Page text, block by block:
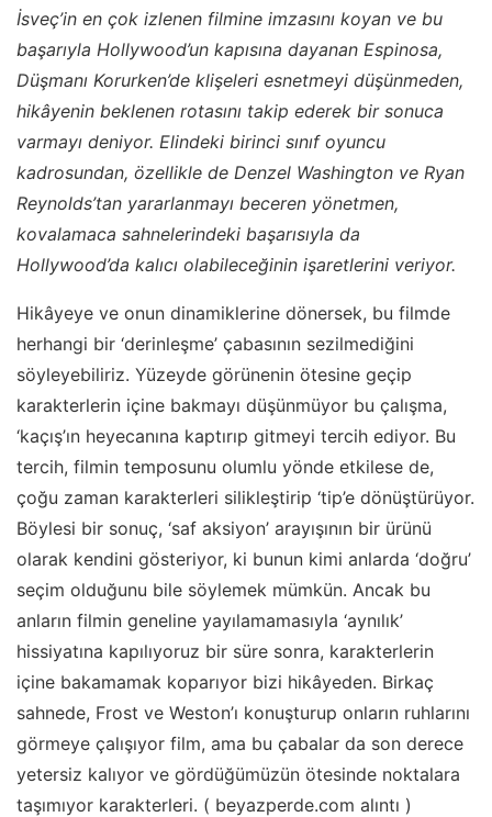
İsveç’in en çok izlenen filmine imzasını koyan ve bu
başarıyla Hollywood’un kapısına dayanan Espinosa,
Düşmanı Korurken’de klişeleri esnetmeyi düşünmeden,
hikâyenin beklenen rotasını takip ederek bir sonuca
varmayı deniyor. Elindeki birinci sınıf oyuncu
kadrosundan, özellikle de Denzel Washington ve Ryan
Reynolds’tan yararlanmayı beceren yönetmen,
kovalamaca sahnelerindeki başarısıyla da
Hollywood’da kalıcı olabileceğinin işaretlerini veriyor.
Hikâyeye ve onun dinamiklerine dönersek, bu filmde
herhangi bir ‘derinleşme’ çabasının sezilmediğini
söyleyebiliriz. Yüzeyde görünenin ötesine geçip
karakterlerin içine bakmayı düşünmüyor bu çalışma,
‘kaçış’ın heyecanına kaptırıp gitmeyi tercih ediyor. Bu
tercih, filmin temposunu olumlu yönde etkilese de,
çoğu zaman karakterleri silikleştirip ‘tip’e dönüştürüyor.
Böylesi bir sonuç, ‘saf aksiyon’ arayışının bir ürünü
olarak kendini gösteriyor, ki bunun kimi anlarda ‘doğru’
seçim olduğunu bile söylemek mümkün. Ancak bu
anların filmin geneline yayılamamasıyla ‘aynılık’
hissiyatına kapılıyoruz bir süre sonra, karakterlerin
içine bakamamak koparıyor bizi hikâyeden. Birkaç
sahnede, Frost ve Weston’ı konuşturup onların ruhlarını
görmeye çalışıyor film, ama bu çabalar da son derece
yetersiz kalıyor ve gördüğümüzün ötesinde noktalara
taşımıyor karakterleri. ( beyazperde.com alıntı )